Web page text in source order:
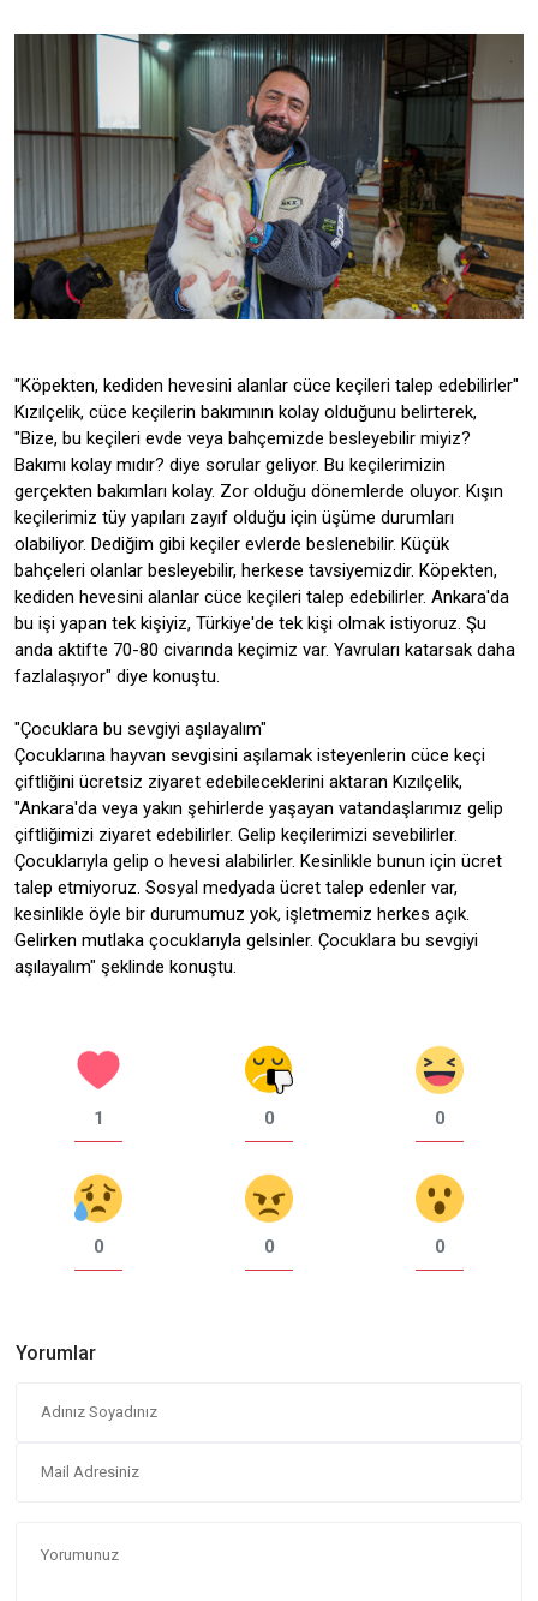
"Köpekten, kediden hevesini alanlar cüce keçileri talep edebilirler"
Kızılçelik, cüce keçilerin bakımının kolay olduğunu belirterek,
"Bize, bu keçileri evde veya bahçemizde besleyebilir miyiz?
Bakımı kolay mıdır? diye sorular geliyor. Bu keçilerimizin
gerçekten bakımları kolay. Zor olduğu dönemlerde oluyor. Kışın
keçilerimiz tüy yapıları zayıf olduğu için üşüme durumları
olabiliyor. Dediğim gibi keçiler evlerde beslenebilir. Küçük
bahçeleri olanlar besleyebilir, herkese tavsiyemizdir. Köpekten,
kediden hevesini alanlar cüce keçileri talep edebilirler. Ankara'da
bu işi yapan tek kişiyiz, Türkiye'de tek kişi olmak istiyoruz. Şu
anda aktifte 70-80 civarında keçimiz var. Yavruları katarsak daha
fazlalaşıyor" diye konuştu.
"Çocuklara bu sevgiyi aşılayalım"
Çocuklarına hayvan sevgisini aşılamak isteyenlerin cüce keçi
çiftliğini ücretsiz ziyaret edebileceklerini aktaran Kızılçelik,
"Ankara'da veya yakın şehirlerde yaşayan vatandaşlarımız gelip
çiftliğimizi ziyaret edebilirler. Gelip keçilerimizi sevebilirler.
Çocuklarıyla gelip o hevesi alabilirler. Kesinlikle bunun için ücret
talep etmiyoruz. Sosyal medyada ücret talep edenler var,
kesinlikle öyle bir durumumuz yok, işletmemiz herkes açık.
Gelirken mutlaka çocuklarıyla gelsinler. Çocuklara bu sevgiyi
aşılayalım" şeklinde konuştu.
1 0 0
0 0 0
Yorumlar